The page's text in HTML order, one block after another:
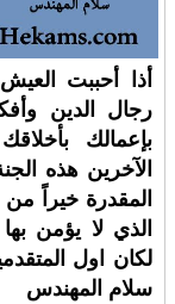
أذا أحببت
رجال الدين
بإعمالك
الآخرين هذه
المقدرة خيراً
الذي لا يؤمن
لكان اول
سلام المهندس